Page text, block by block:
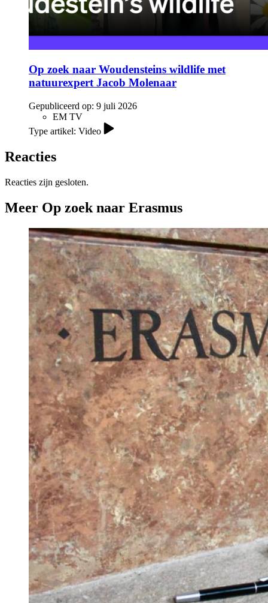
Op zoek naar Woudensteins wildlife met
natuurexpert Jacob Molenaar
Gepubliceerd op: 9 juli 2026
EM TV
Type artikel: Video
Reacties
Reacties zijn gesloten.
Meer Op zoek naar Erasmus